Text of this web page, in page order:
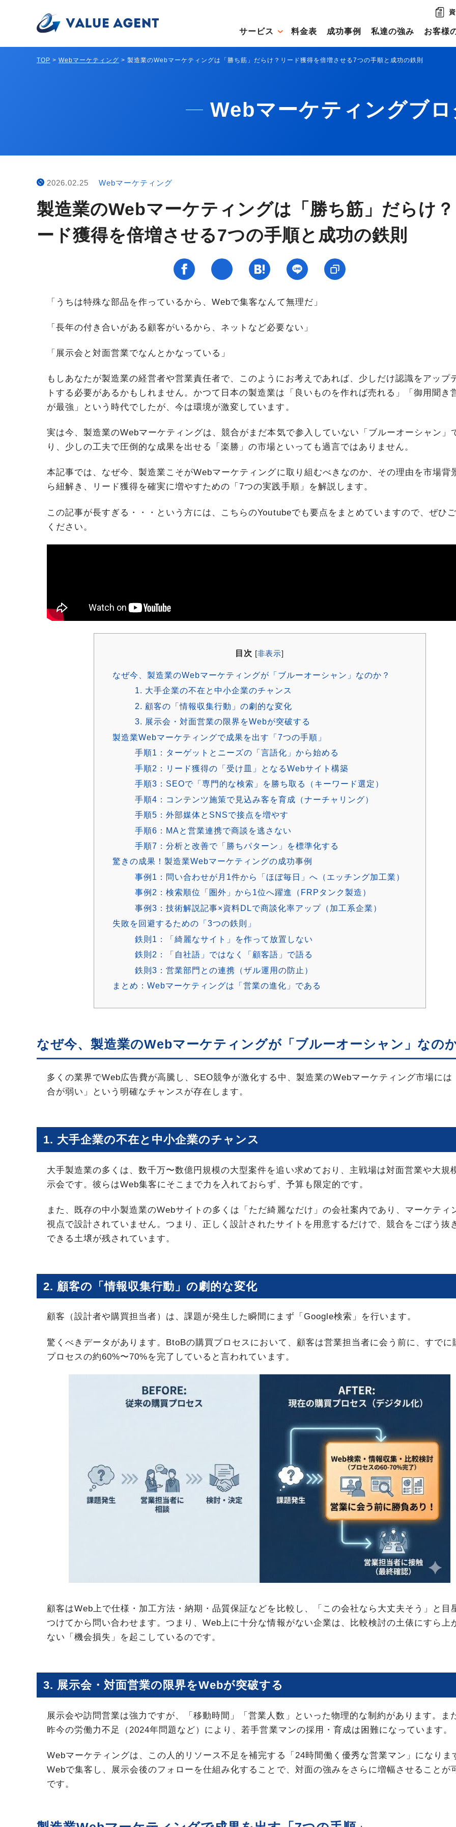
サービス 料金表 成功事例 私達の強み お客様
TOP > Webマーケティング > 製造業のWebマーケティングは「勝ち筋」だらけ？リード獲得を倍増させる7つの手順と成功の鉄則
Webマーケティングブ
2026.02.25 Webマーケティング
製造業のWebマーケティングは「勝ち筋」だらけ？
ード獲得を倍増させる7つの手順と成功の鉄則
「うちは特殊な部品を作っているから、Webで集客なんて無理だ」
「長年の付き合いがある顧客がいるから、ネットなど必要ない」
「展示会と対面営業でなんとかなっている」
もしあなたが製造業の経営者や営業責任者で、このようにお考えであれば、少しだけ認識をアップ
トする必要があるかもしれません。かつて日本の製造業は「良いものを作れば売れる」「御用聞き
が最強」という時代でしたが、今は環境が激変しています。
実は今、製造業のWebマーケティングは、競合がまだ本気で参入していない「ブルーオーシャン」
り、少しの工夫で圧倒的な成果を出せる「楽勝」の市場といっても過言ではありません。
本記事では、なぜ今、製造業こそがWebマーケティングに取り組むべきなのか、その理由を市場背
ら紐解き、リード獲得を確実に増やすための「7つの実践手順」を解説します。
この記事が長すぎる・・・という方には、こちらのYoutubeでも要点をまとめていますので、ぜひ
ください。
目次 [非表示]
なぜ今、製造業のWebマーケティングが「ブルーオーシャン」なのか？
1. 大手企業の不在と中小企業のチャンス
2. 顧客の「情報収集行動」の劇的な変化
3. 展示会・対面営業の限界をWebが突破する
製造業Webマーケティングで成果を出す「7つの手順」
手順1：ターゲットとニーズの「言語化」から始める
手順2：リード獲得の「受け皿」となるWebサイト構築
手順3：SEOで「専門的な検索」を勝ち取る（キーワード選定）
手順4：コンテンツ施策で見込み客を育成（ナーチャリング）
手順5：外部媒体とSNSで接点を増やす
手順6：MAと営業連携で商談を逃さない
手順7：分析と改善で「勝ちパターン」を標準化する
驚きの成果！製造業Webマーケティングの成功事例
事例1：問い合わせが月1件から「ほぼ毎日」へ（エッチング加工業）
事例2：検索順位「圏外」から1位へ躍進（FRPタンク製造）
事例3：技術解説記事×資料DLで商談化率アップ（加工系企業）
失敗を回避するための「3つの鉄則」
鉄則1：「綺麗なサイト」を作って放置しない
鉄則2：「自社語」ではなく「顧客語」で語る
鉄則3：営業部門との連携（ザル運用の防止）
まとめ：Webマーケティングは「営業の進化」である
なぜ今、製造業のWebマーケティングが「ブルーオーシャン」なの
多くの業界でWeb広告費が高騰し、SEO競争が激化する中、製造業のWebマーケティング市場には
合が弱い」という明確なチャンスが存在します。
1. 大手企業の不在と中小企業のチャンス
大手製造業の多くは、数千万〜数億円規模の大型案件を追い求めており、主戦場は対面営業や大規
示会です。彼らはWeb集客にそこまで力を入れておらず、予算も限定的です。
また、既存の中小製造業のWebサイトの多くは「ただ綺麗なだけ」の会社案内であり、マーケティ
視点で設計されていません。つまり、正しく設計されたサイトを用意するだけで、競合をごぼう抜
できる土壌が残されています。
2. 顧客の「情報収集行動」の劇的な変化
顧客（設計者や購買担当者）は、課題が発生した瞬間にまず「Google検索」を行います。
驚くべきデータがあります。BtoBの購買プロセスにおいて、顧客は営業担当者に会う前に、すでに
プロセスの約60%〜70%を完了していると言われています。
顧客はWeb上で仕様・加工方法・納期・品質保証などを比較し、「この会社なら大丈夫そう」と目
つけてから問い合わせます。つまり、Web上に十分な情報がない企業は、比較検討の土俵にすら上
ない「機会損失」を起こしているのです。
3. 展示会・対面営業の限界をWebが突破する
展示会や訪問営業は強力ですが、「移動時間」「営業人数」といった物理的な制約があります。ま
昨今の労働力不足（2024年問題など）により、若手営業マンの採用・育成は困難になっています。
Webマーケティングは、この人的リソース不足を補完する「24時間働く優秀な営業マン」になりま
Webで集客し、展示会後のフォローを仕組み化することで、対面の強みをさらに増幅させることが
です。